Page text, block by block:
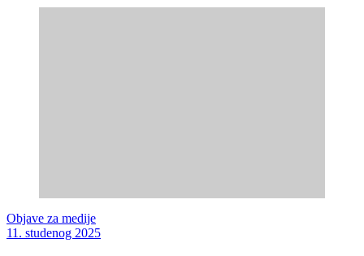
Objave za medije
11. studenog 2025